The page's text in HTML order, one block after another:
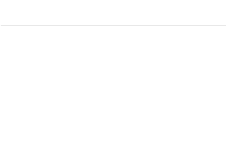
HTML문서는 굉장히 정적이다.여기에 숨을 불어